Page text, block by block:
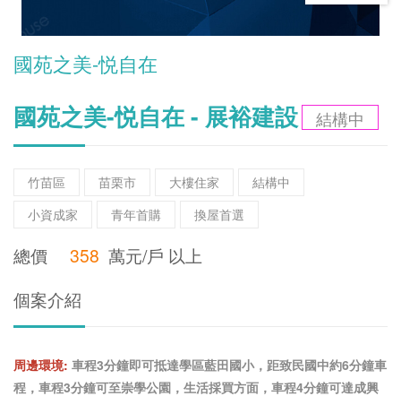
國苑之美-悦自在
國苑之美-悦自在 - 展裕建設 結構中
竹苗區 苗栗市 大樓住家
結構中
小資成家
青年首購 換屋首選
總價 358 萬元/戶 以上
個案介紹
周邊環境: 車程3分鐘即可抵達學區藍田國小，距致民國中約6分鐘車
程，車程3分鐘可至崇學公園，生活採買方面，車程4分鐘可達成興